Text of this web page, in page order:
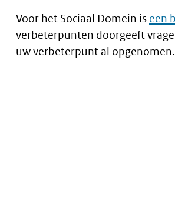
Voor het Sociaal Domein is een
verbeterpunten doorgeeft
uw verbeterpunt al opgenomen.